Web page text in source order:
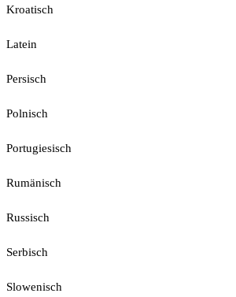
Kroatisch
Latein
Persisch
Polnisch
Portugiesisch
Rumänisch
Russisch
Serbisch
Slowenisch